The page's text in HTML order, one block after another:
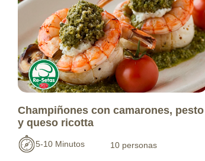
Champiñones con camarones, pesto
y queso ricotta
5-10 Minutos 10 personas